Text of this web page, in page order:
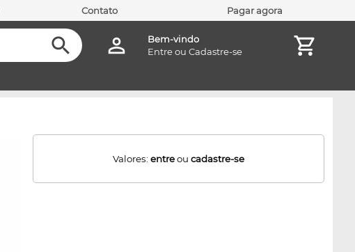
Contato Pagar agora
Bem-vindo
Entreou Cadastre-se
Valores:entreoucadastre-se